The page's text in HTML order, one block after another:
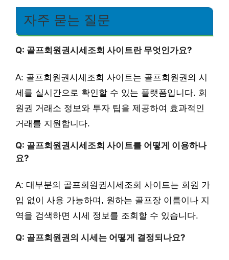
자주 묻는 질문
Q: 골프회원권시세조회 사이트란 무엇인가요?
A: 골프회원권시세조회 사이트는 골프회원권의 시
세를 실시간으로 확인할 수 있는 플랫폼입니다. 회
원권 거래소 정보와 투자 팁을 제공하여 효과적인
거래를 지원합니다.
Q: 골프회원권시세조회 사이트를 어떻게 이용하나
요?
A: 대부분의 골프회원권시세조회 사이트는 회원 가
입 없이 사용 가능하며, 원하는 골프장 이름이나 지
역을 검색하면 시세 정보를 조회할 수 있습니다.
Q: 골프회원권의 시세는 어떻게 결정되나요?